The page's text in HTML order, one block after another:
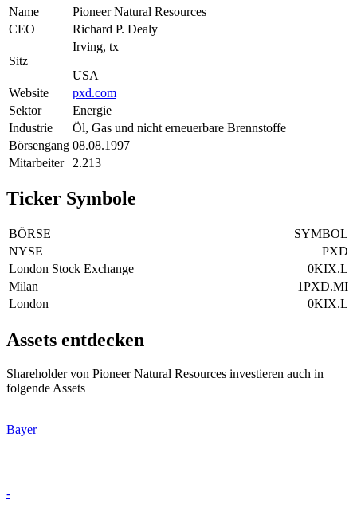
Name
Pioneer Natural Resources
CEO
Richard P. Dealy
Sitz
Irving, tx
USA
Website
pxd.com
Sektor
Energie
Industrie
Öl, Gas und nicht erneuerbare Brennstoffe
Börsengang 08.08.1997
Mitarbeiter
2.213
Ticker Symbole
BÖRSE
SYMBOL
NYSE
PXD
London Stock Exchange
0KIX.L
Milan
1PXD.MI
London
0KIX.L
Assets entdecken
Shareholder von Pioneer Natural Resources investieren auch in
folgende Assets
Bayer
-